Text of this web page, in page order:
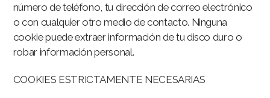
número de teléfono, tu dirección de correo electrónico
o con cualquier otro medio de contacto. Ninguna
cookie puede extraer información de tu disco duro o
robar información personal.
COOKIES ESTRICTAMENTE NECESARIAS